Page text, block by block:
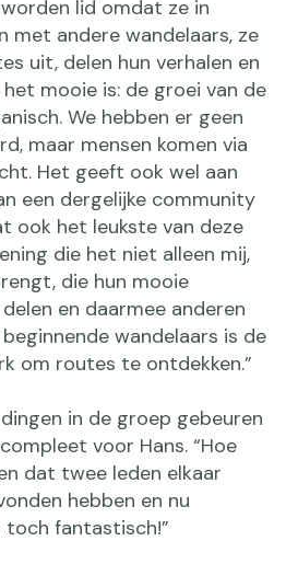
lid omdat ze in
met andere wandelaars, ze
uit, delen hun verhalen en
het mooie is: de groei van de
We hebben er geen
maar mensen komen via
Het geeft ook wel aan
een dergelijke community
ook het leukste van deze
die het niet alleen mij,
die hun mooie
en daarmee anderen
wandelaars is de
om routes te ontdekken.”
in de groep gebeuren
voor Hans. “Hoe
dat twee leden elkaar
hebben en nu
fantastisch!”